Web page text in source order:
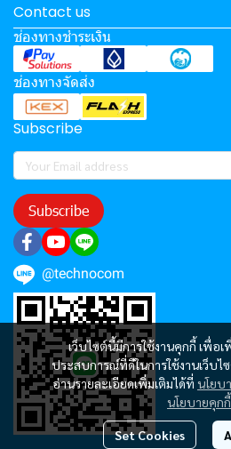
เว็บไซต์นี้มีการใช้งานคุกกี้ เพื่อ
ประสบการณ์ที่ดีในการใช้งานเว็บไ
อ่านรายละเอียดเพิ่มเติมได้ที่ นโยบ
นโยบายคุกกี้
Set Cookies
Contact us
ช่องทางชำระเงิน
ช่องทางจัดส่ง
Subscribe
Subscribe
@technocom